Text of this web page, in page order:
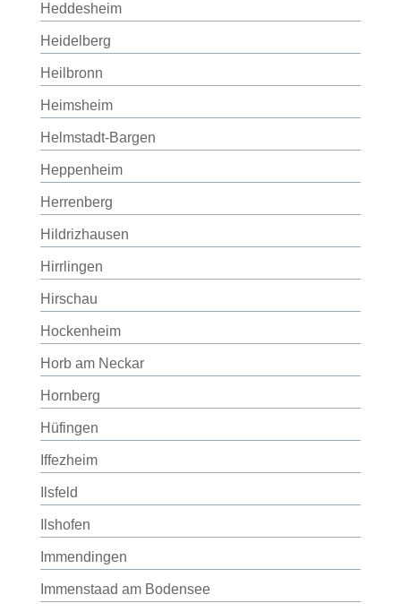
Heddesheim
Heidelberg
Heilbronn
Heimsheim
Helmstadt-Bargen
Heppenheim
Herrenberg
Hildrizhausen
Hirrlingen
Hirschau
Hockenheim
Horb am Neckar
Hornberg
Hüfingen
Iffezheim
Ilsfeld
Ilshofen
Immendingen
Immenstaad am Bodensee